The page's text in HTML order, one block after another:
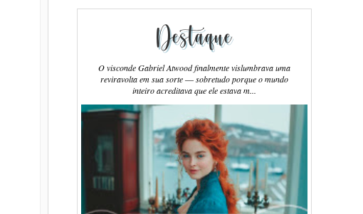
Destaque
O visconde Gabriel Atwood finalmente vislumbrava uma
reviravolta em sua sorte ― sobretudo porque o mundo
inteiro acreditava que ele estava m...